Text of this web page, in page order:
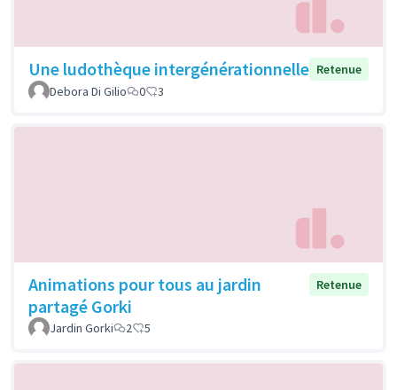
Une ludothèque intergénérationnelle Retenue
Debora Di Gilio
0 3
Animations pour tous au jardin
partagé Gorki
Retenue
Jardin Gorki 2 5